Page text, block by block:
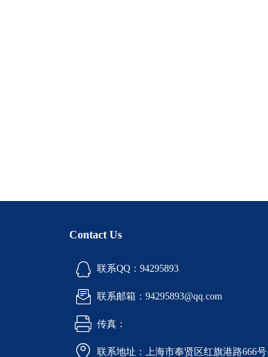
Contact Us
联系QQ：94295893
联系邮箱：94295893@qq.com
传真：
联系地址：上海市奉贤区红旗港路666号